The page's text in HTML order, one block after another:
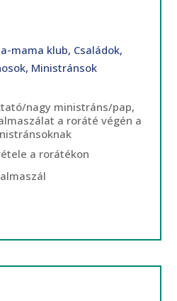
mama klub, Családok,
, Ministránsok
nagy ministráns/pap,
a roráté végén a
a rorátékon